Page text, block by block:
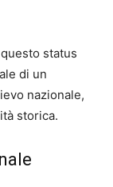
status
di un
nazionale,
storica.